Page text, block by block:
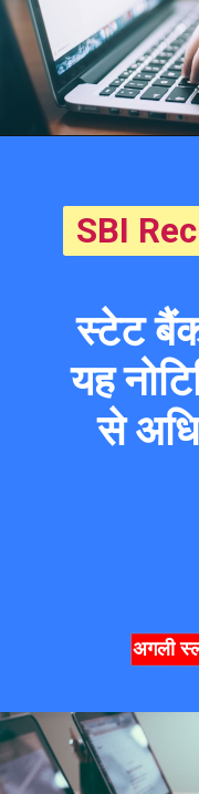
SBI
स्टेट
यह
से
अगली